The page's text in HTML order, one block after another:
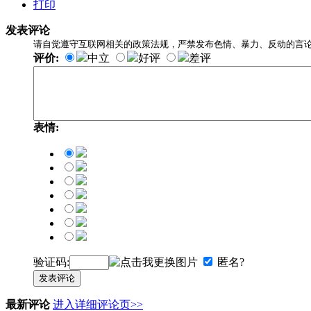
打印
发表评论
请自觉遵守互联网相关的政策法规，严禁发布色情、暴力、反动的言
评价: 中立 好评 差评
表情:
验证码: 匿名?
发表评论
最新评论 进入详细评论页>>